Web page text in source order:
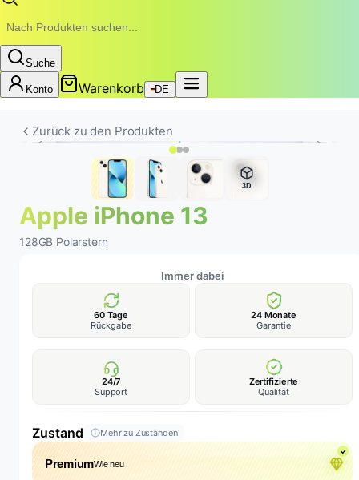
Suche
Konto Warenkorb DE
Zurück zu den Produkten
3D
Apple iPhone 13
128GB Polarstern
Immer dabei
60 Tage
Rückgabe
24 Monate
Garantie
24/7
Support
Zertifizierte
Qualität
Zustand Mehr zu Zuständen
PremiumWie neu